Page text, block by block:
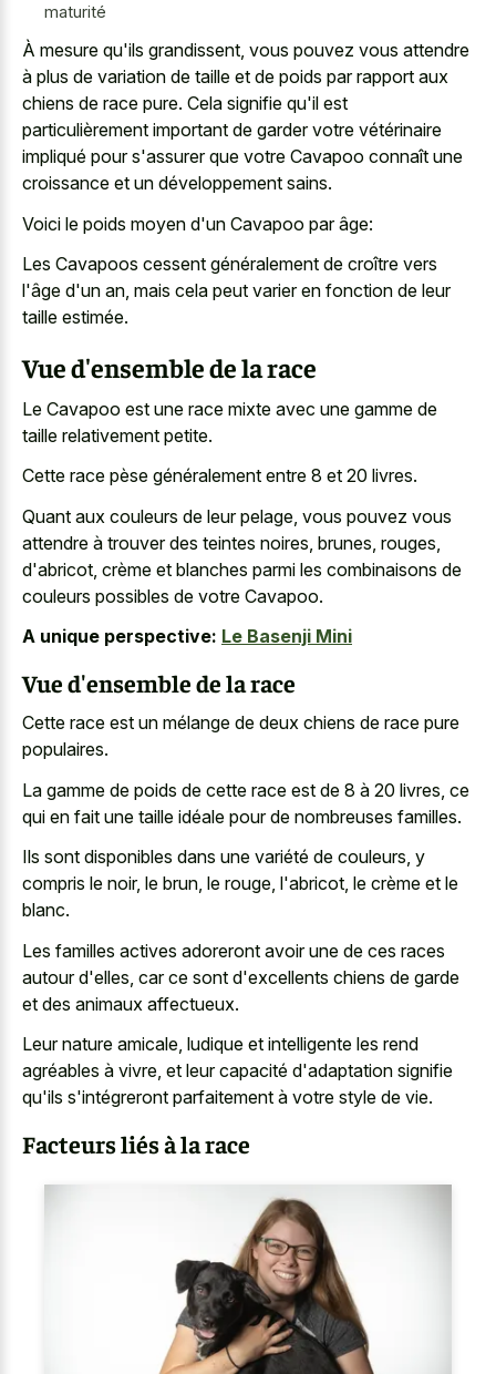
maturité
À mesure qu'ils grandissent, vous pouvez vous attendre
à plus de variation de taille et de poids par rapport aux
chiens de race pure. Cela signifie qu'il est
particulièrement important de garder votre vétérinaire
impliqué pour s'assurer que votre Cavapoo connaît une
croissance et un développement sains.
Voici le poids moyen d'un Cavapoo par âge:
Les Cavapoos cessent généralement de croître vers
l'âge d'un an, mais cela peut varier en fonction de leur
taille estimée.
Vue d'ensemble de la race
Le Cavapoo est une race mixte avec une gamme de
taille relativement petite.
Cette race pèse généralement entre 8 et 20 livres.
Quant aux couleurs de leur pelage, vous pouvez vous
attendre à trouver des teintes noires, brunes, rouges,
d'abricot, crème et blanches parmi les combinaisons de
couleurs possibles de votre Cavapoo.
A unique perspective: Le Basenji Mini
Vue d'ensemble de la race
Cette race est un mélange de deux chiens de race pure
populaires.
La gamme de poids de cette race est de 8 à 20 livres, ce
qui en fait une taille idéale pour de nombreuses familles.
Ils sont disponibles dans une variété de couleurs, y
compris le noir, le brun, le rouge, l'abricot, le crème et le
blanc.
Les familles actives adoreront avoir une de ces races
autour d'elles, car ce sont d'excellents chiens de garde
et des animaux affectueux.
Leur nature amicale, ludique et intelligente les rend
agréables à vivre, et leur capacité d'adaptation signifie
qu'ils s'intégreront parfaitement à votre style de vie.
Facteurs liés à la race